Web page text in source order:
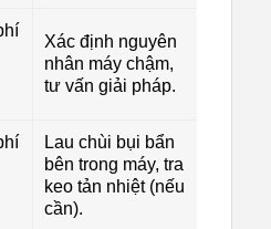
Xác định nguyên
nhân máy chậm,
tư vấn giải pháp.
Lau chùi bụi bẩn
bên trong máy, tra
keo tản nhiệt (nếu
cần).